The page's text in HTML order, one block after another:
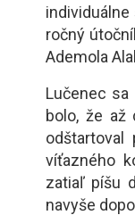
ročný
Ademola
Lučenec sa
bolo, že až
víťazného
zatiaľ píšu
navyše